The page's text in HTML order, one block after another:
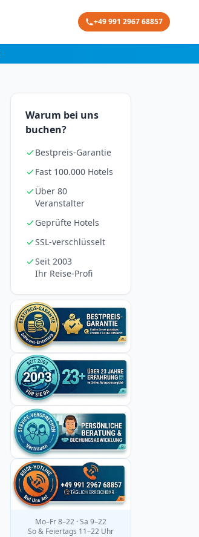
+49 991 2967 68857
Warum bei uns
buchen?
Bestpreis-Garantie
Fast 100.000 Hotels
Über 80
Veranstalter
Geprüfte Hotels
SSL-verschlüsselt
Seit 2003
Ihr Reise-Profi
Mo–Fr 8–22 · Sa 9–22
So & Feiertags 11–22 Uhr